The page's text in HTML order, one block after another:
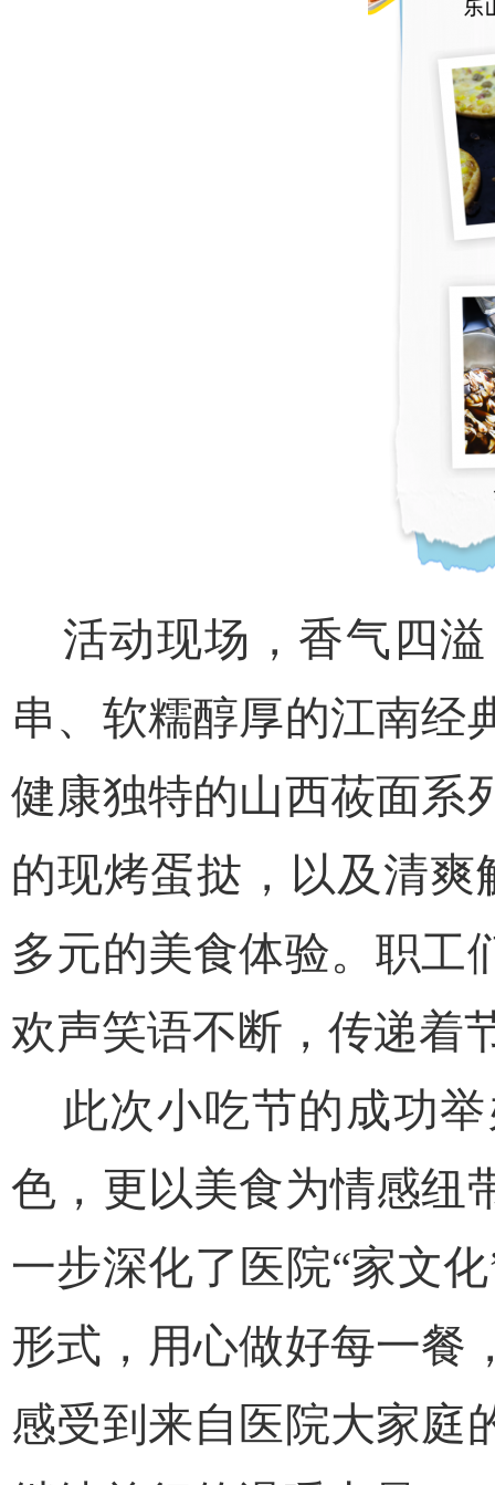
活动现场，香气四溢
串、软糯醇厚的江南经
健康独特的山西莜面系
的现烤蛋挞，以及清爽
多元的美食体验。职工
欢声笑语不断，传递着
此次小吃节的成功
色，更以美食为情感纽
一步深化了医院“家文
形式，用心做好每一餐
感受到来自医院大家庭